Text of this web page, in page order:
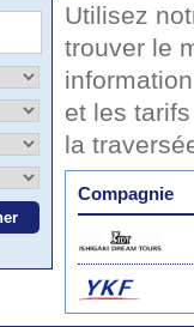
Utilisez
trouver le
et les
la
Compagnie